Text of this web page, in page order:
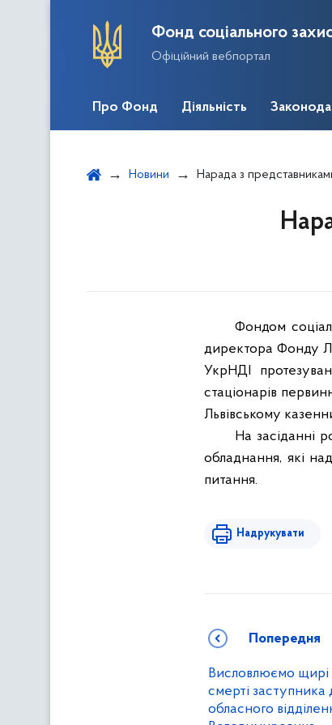
Фонд соціального
Офіційний вебпортал
Про Фонд Діяльність
Новини Нарада з
Фондом
директора Фонду
УкрНДІ
стаціонарів
Львівському
На засіданні
обладнання, які
питання.
Надрукувати
Попередня
Висловлюємо щирі
смерті заступника
обласного